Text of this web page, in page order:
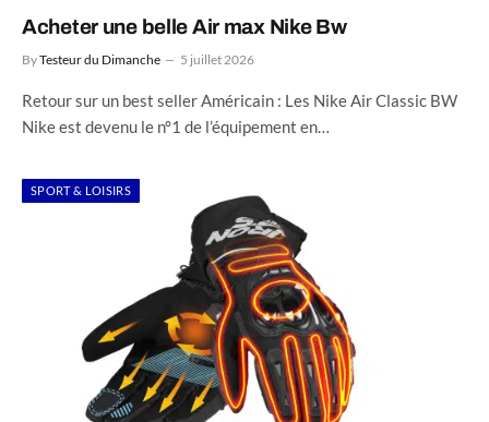
Acheter une belle Air max Nike Bw
ByTesteur du Dimanche 5 juillet 2026
Retour sur un best seller Américain : Les Nike Air Classic BW
Nike est devenu le n°1 de l’équipement en…
SPORT & LOISIRS